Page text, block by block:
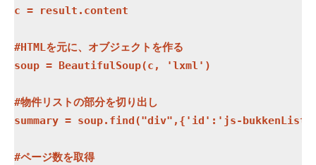
c = result.content
#HTMLを元に、オブジェクトを作る
soup = BeautifulSoup(c, 'lxml')
#物件リストの部分を切り出し
summary = soup.find("div",{'id':'js-
#ページ数を取得